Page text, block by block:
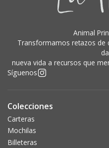
Animal
Transformamos retazos de
nueva vida a recursos que
Síguenos
Colecciones
Carteras
Mochilas
Billeteras